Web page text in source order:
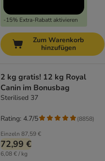
-15% Extra-Rabatt aktivieren
Zum Warenkorb
hinzufügen
2 kg gratis! 12 kg Royal
Canin im Bonusbag
Sterilised 37
Einzeln 87,59 €
72,99 €
6,08 € / kg
Rating: 4.7/5 (8858)